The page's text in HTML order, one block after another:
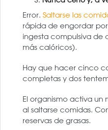
Error. Saltarse las
rápida de engordar
ingesta compulsiva de
más calóricos).
Hay que hacer cinco
completas y dos
El organismo activa
al saltarse comidas.
reservas de grasas.